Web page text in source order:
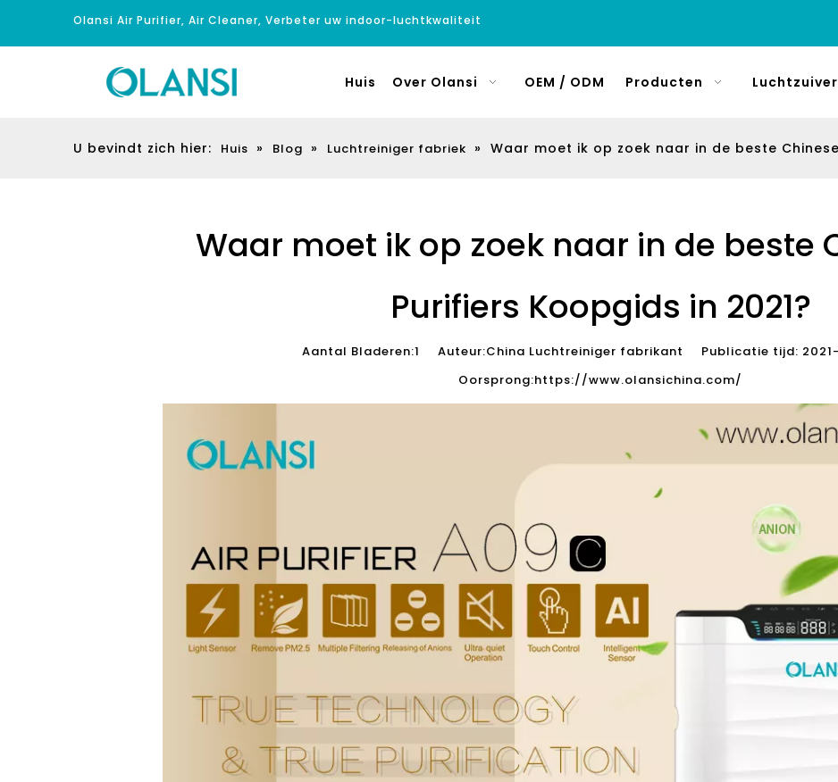
Olansi Air Purifier, Air Cleaner, Verbeter uw indoor-luchtkwaliteit
Huis Over Olansi OEM / ODM Producten
U bevindt zich hier: Huis » Blog » Luchtreiniger fabriek » Waar moet ik op zoek naar in de beste
Waar moet ik op zoek naar in de beste
Purifiers Koopgids in 2021?
Aantal Bladeren:1
Auteur:China Luchtreiniger fabrikant Publicatie tijd:
Oorsprong:https://www.olansichina.com/